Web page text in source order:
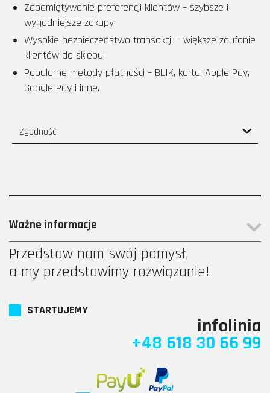
Zapamiętywanie preferencji klientów – szybsze i
wygodniejsze zakupy.
Wysokie bezpieczeństwo transakcji – większe zaufanie
klientów do sklepu.
Popularne metody płatności – BLIK, karta, Apple Pay,
Google Pay i inne.
Zgodność
Ważne informacje
Przedstaw nam swój pomysł,
a my przedstawimy rozwiązanie!
STARTUJEMY
infolinia
+48 618 30 66 99